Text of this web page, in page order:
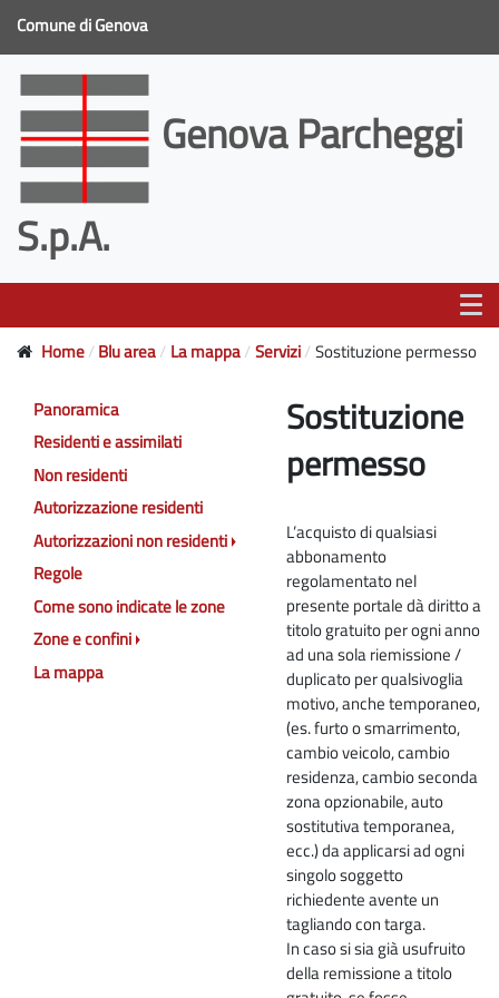
Comune di Genova
Genova Parcheggi
S.p.A.
Home Blu area La mappa Servizi Sostituzione permesso
Sostituzione
permesso
L’acquisto di qualsiasi
abbonamento
regolamentato nel
presente portale dà diritto a
titolo gratuito per ogni anno
ad una sola riemissione /
duplicato per qualsivoglia
motivo, anche temporaneo,
(es. furto o smarrimento,
cambio veicolo, cambio
residenza, cambio seconda
zona opzionabile, auto
sostitutiva temporanea,
ecc.) da applicarsi ad ogni
singolo soggetto
richiedente avente un
tagliando con targa.
In caso si sia già usufruito
della remissione a titolo
Panoramica
Residenti e assimilati
Non residenti
Autorizzazione residenti
Autorizzazioni non residenti
Regole
Come sono indicate le zone
Zone e confini
La mappa